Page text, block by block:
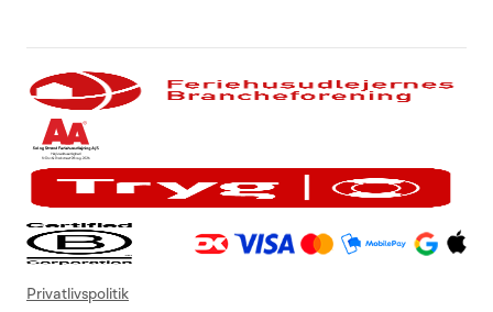
Privatlivspolitik